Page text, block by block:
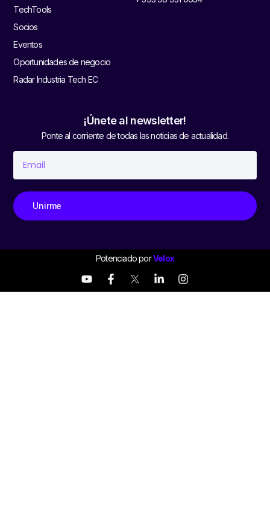
TechTools
Socios
Eventos
Oportunidades de negocio
Radar Industria Tech EC
¡Únete al newsletter!
Ponte al corriente de todas las noticias de actualidad.
Unirme
Potenciado porVelox